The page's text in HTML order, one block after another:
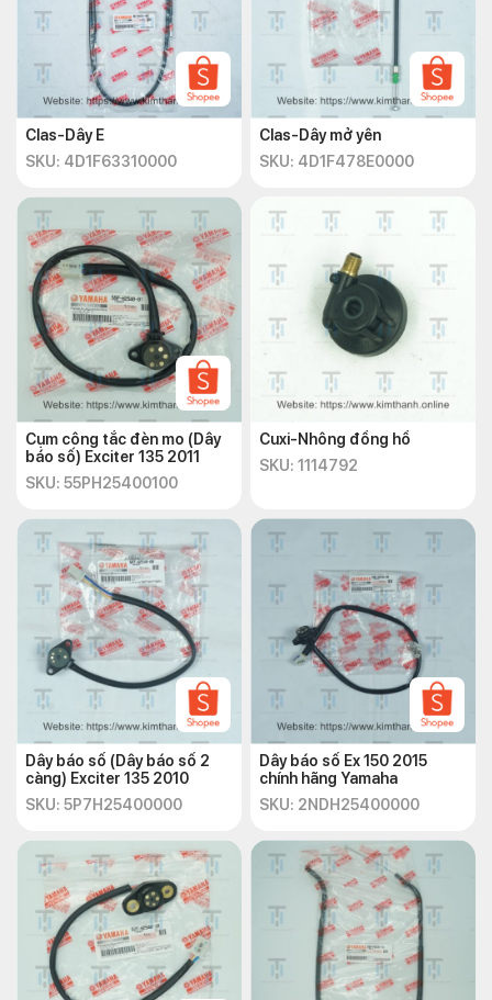
Clas-Dây E
SKU: 4D1F63310000
Clas-Dây mở yên
SKU: 4D1F478E0000
Cụm công tắc đèn mo (Dây
báo số) Exciter 135 2011
SKU: 55PH25400100
Cuxi-Nhông đồng hồ
SKU: 1114792
Dây báo số (Dây báo số 2
càng) Exciter 135 2010
SKU: 5P7H25400000
Dây báo số Ex 150 2015
chính hãng Yamaha
SKU: 2NDH25400000